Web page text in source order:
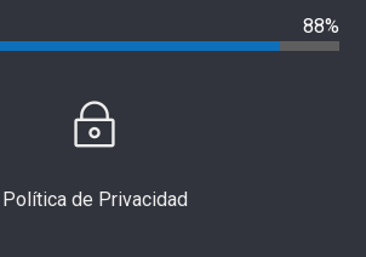
88%
Política de Privacidad